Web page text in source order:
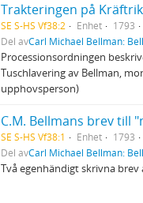
Trakteringen på
SE S-HS Vf38:2 Enhet
1793
Del avCarl Michael Bellman:
Processionsordningen
Tuschlavering av Bellman,
upphovsperson)
C.M. Bellmans brev till
SE S-HS Vf38:1 Enhet
1793
Del avCarl Michael Bellman:
Två egenhändigt skrivna